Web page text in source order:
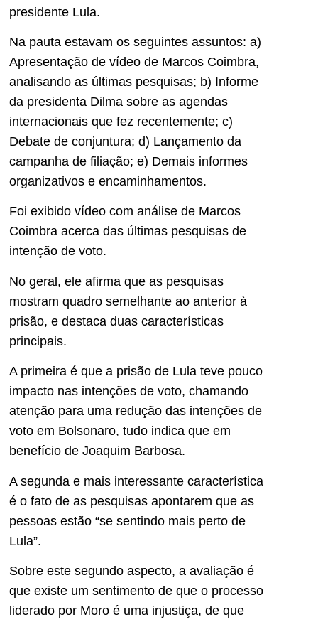
presidente Lula.
Na pauta estavam os seguintes assuntos: a)
Apresentação de vídeo de Marcos Coimbra,
analisando as últimas pesquisas; b) Informe
da presidenta Dilma sobre as agendas
internacionais que fez recentemente; c)
Debate de conjuntura; d) Lançamento da
campanha de filiação; e) Demais informes
organizativos e encaminhamentos.
Foi exibido vídeo com análise de Marcos
Coimbra acerca das últimas pesquisas de
intenção de voto.
No geral, ele afirma que as pesquisas
mostram quadro semelhante ao anterior à
prisão, e destaca duas características
principais.
A primeira é que a prisão de Lula teve pouco
impacto nas intenções de voto, chamando
atenção para uma redução das intenções de
voto em Bolsonaro, tudo indica que em
benefício de Joaquim Barbosa.
A segunda e mais interessante característica
é o fato de as pesquisas apontarem que as
pessoas estão “se sentindo mais perto de
Lula”.
Sobre este segundo aspecto, a avaliação é
que existe um sentimento de que o processo
liderado por Moro é uma injustiça, de que